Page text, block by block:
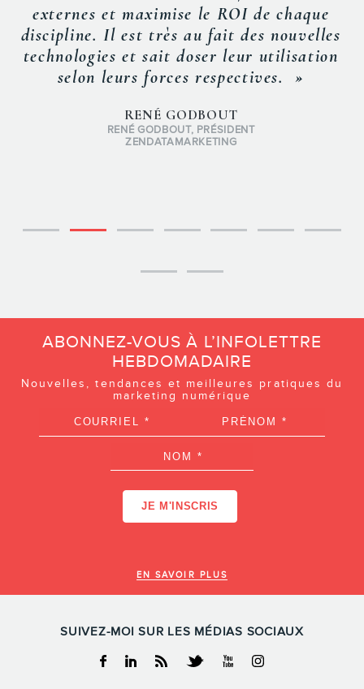
externes et maximise le ROI de chaque
discipline. Il est très au fait des nouvelles
technologies et sait doser leur utilisation
selon leurs forces respectives. »
RENÉ GODBOUT
RENÉ GODBOUT, PRÉSIDENT
ZENDATAMARKETING
ABONNEZ-VOUS À L’INFOLETTRE
HEBDOMADAIRE
Nouvelles, tendances et meilleures pratiques du
marketing numérique
EN SAVOIR PLUS
SUIVEZ-MOI SUR LES MÉDIAS SOCIAUX
Facebook
LinkedinRSS TwitterYoutubeInstagram